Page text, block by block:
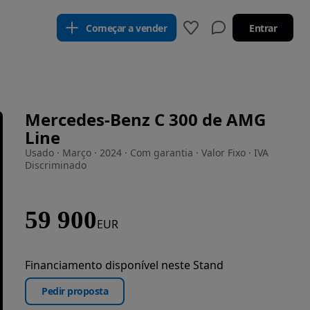
Começar a vender Entrar
Mercedes-Benz C 300 de AMG
Line
Usado · Março · 2024 · Com garantia · Valor Fixo · IVA
Discriminado
59 900EUR
Financiamento disponível neste Stand
Pedir proposta